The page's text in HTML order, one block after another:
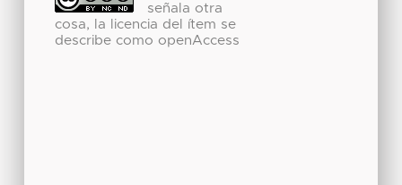
señala otra
cosa, la licencia del ítem se
describe como openAccess